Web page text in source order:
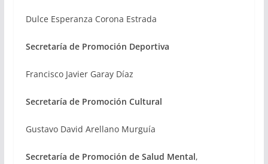
Dulce Esperanza Corona Estrada
Secretaría de Promoción Deportiva
Francisco Javier Garay Díaz
Secretaría de Promoción Cultural
Gustavo David Arellano Murguía
Secretaría de Promoción de Salud Mental,